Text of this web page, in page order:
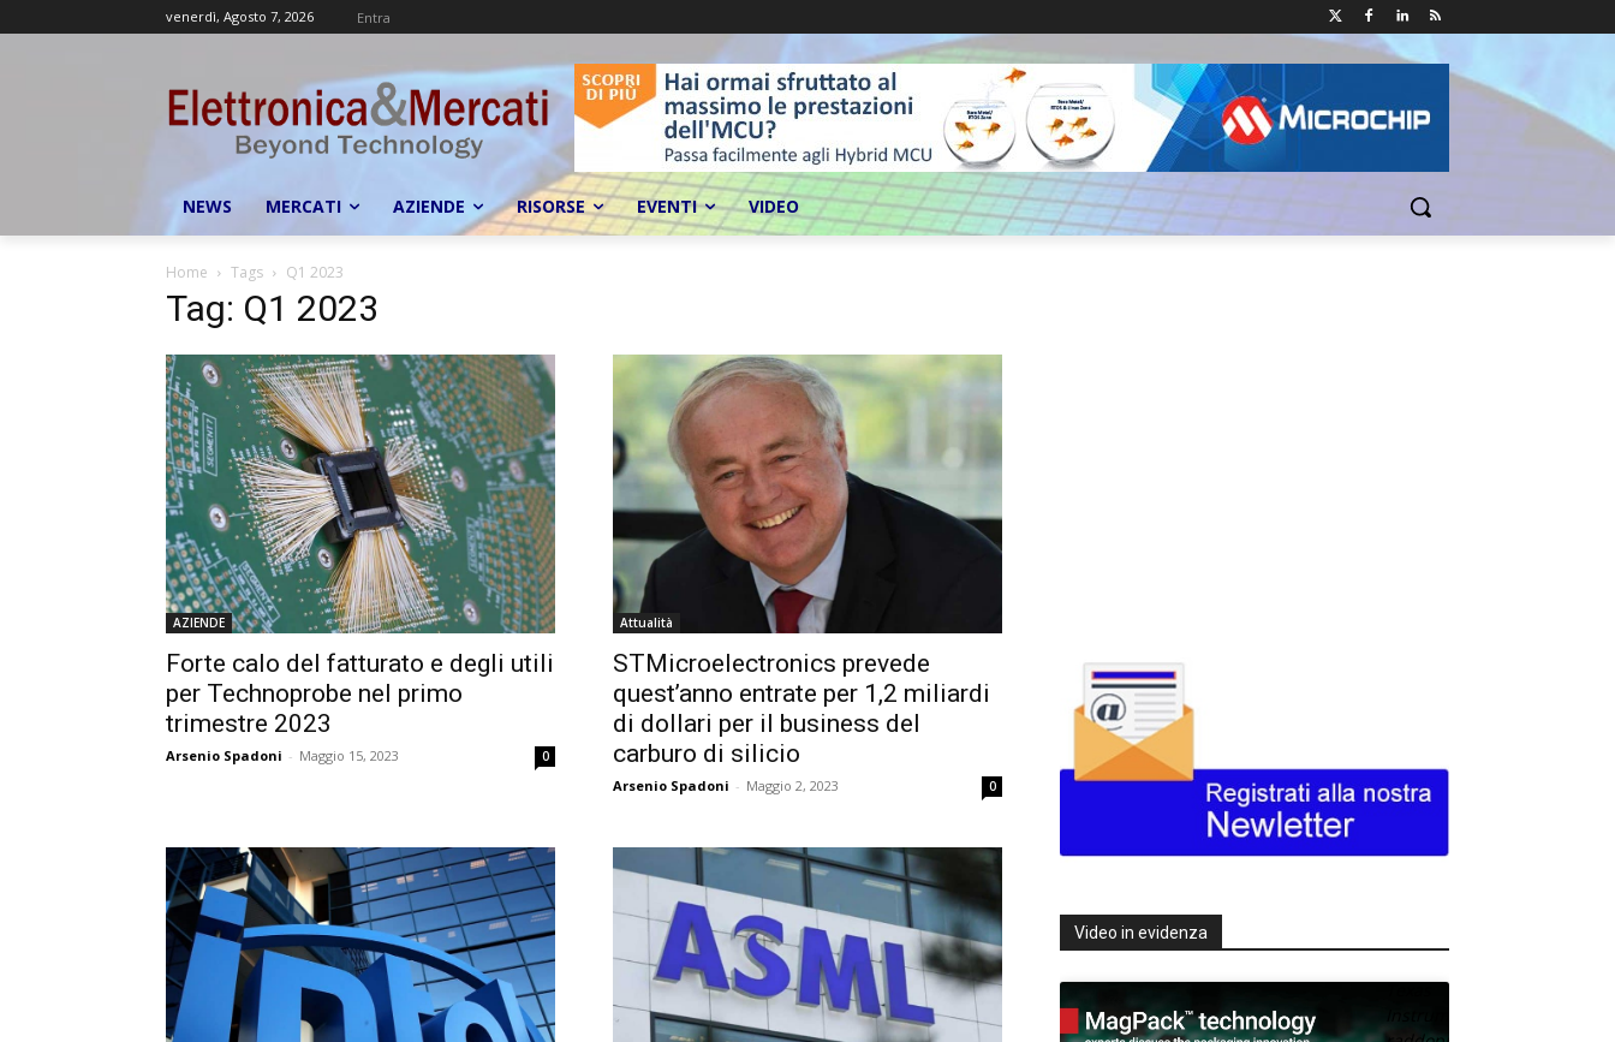
venerdì, Agosto 7, 2026 Entra
NEWS MERCATI AZIENDE RISORSE EVENTI VIDEO
Home Tags Q1 2023
Tag: Q1 2023
AZIENDE
Forte calo del fatturato e degli utili
per Technoprobe nel primo
trimestre 2023
Arsenio Spadoni - Maggio 15, 2023 0
Attualità
STMicroelectronics prevede
quest’anno entrate per 1,2 miliardi
di dollari per il business del
carburo di silicio
Arsenio Spadoni - Maggio 2, 2023 0
Video in evidenza
Texas